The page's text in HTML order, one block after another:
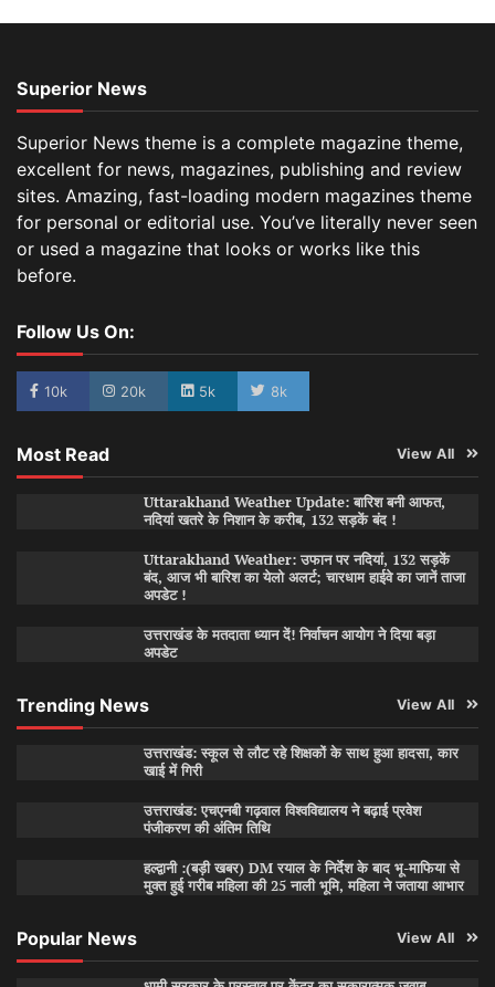
Superior News
Superior News theme is a complete magazine theme,
excellent for news, magazines, publishing and review
sites. Amazing, fast-loading modern magazines theme
for personal or editorial use. You’ve literally never seen
or used a magazine that looks or works like this
before.
Follow Us On:
10k 20k 5k 8k
Most Read View All
Uttarakhand Weather Update: बारिश बनी आफत,
नदियां खतरे के निशान के करीब, 132 सड़कें बंद !
Uttarakhand Weather: उफान पर नदियां, 132 सड़कें
बंद, आज भी बारिश का येलो अलर्ट; चारधाम हाईवे का जानें ताजा
अपडेट !
उत्तराखंड के मतदाता ध्यान दें! निर्वाचन आयोग ने दिया बड़ा
अपडेट
Trending News View All
उत्तराखंड: स्कूल से लौट रहे शिक्षकों के साथ हुआ हादसा, कार
खाई में गिरी
उत्तराखंड: एचएनबी गढ़वाल विश्वविद्यालय ने बढ़ाई प्रवेश
पंजीकरण की अंतिम तिथि
हल्द्वानी :(बड़ी खबर) DM रयाल के निर्देश के बाद भू-माफिया से
मुक्त हुई गरीब महिला की 25 नाली भूमि, महिला ने जताया आभार
Popular News View All